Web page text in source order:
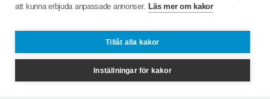
att kunna erbjuda anpassade annonser. Läs mer om kakor
Tillåt alla kakor
Inställningar för kakor
C/o:Rigmor Pettersson
bjorkvik@spfseniorerna.se